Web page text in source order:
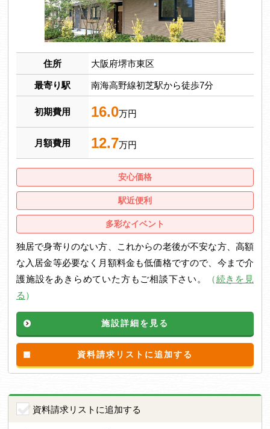
住所 大阪府堺市東区
最寄り駅 南海高野線初芝駅から徒歩7分
初期費用 16.0万円
月額費用 12.7万円
安心価格
駅近便利
多彩なイベント
独居で身寄りのない方、これからの老後が不安な方、高額
な入居金等必要なく月額料金も低価格ですので、今まで介
護施設をあきらめていた方もご相談下さい。
（続きを見
る ）
施設詳細を見る
資料請求リストに追加する
資料請求リストに追加する